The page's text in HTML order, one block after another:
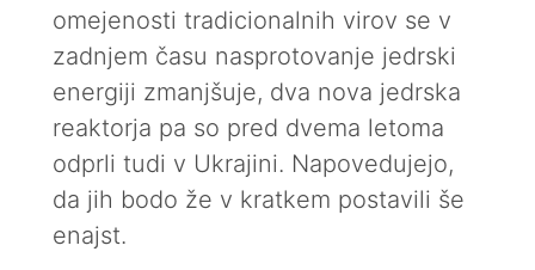
omejenosti tradicionalnih virov se v
zadnjem času nasprotovanje jedrski
energiji zmanjšuje, dva nova jedrska
reaktorja pa so pred dvema letoma
odprli tudi v Ukrajini. Napovedujejo,
da jih bodo že v kratkem postavili še
enajst.